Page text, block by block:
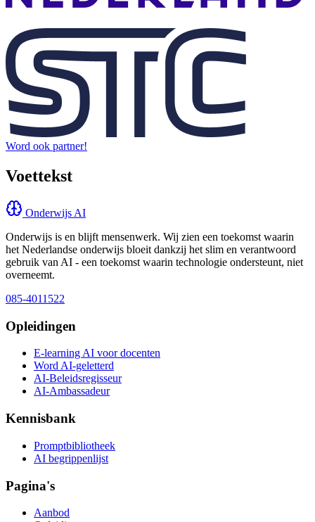
Word ook partner!
Voettekst
Onderwijs AI
Onderwijs is en blijft mensenwerk. Wij zien een toekomst waarin
het Nederlandse onderwijs bloeit dankzij het slim en verantwoord
gebruik van AI - een toekomst waarin technologie ondersteunt, niet
overneemt.
085-4011522
Opleidingen
E-learning AI voor docenten
Word AI-geletterd
AI-Beleidsregisseur
AI-Ambassadeur
Kennisbank
Promptbibliotheek
AI begrippenlijst
Pagina's
Aanbod